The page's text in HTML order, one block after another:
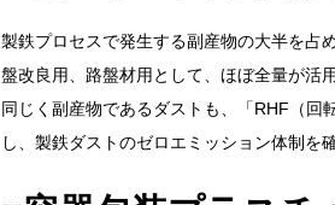
製鉄プロセスで発生する副産物の大半を占
盤改良用、路盤材用として、ほぼ全量が活
同じく副産物であるダストも、「RHF（回
し、製鉄ダストのゼロエミッション体制を